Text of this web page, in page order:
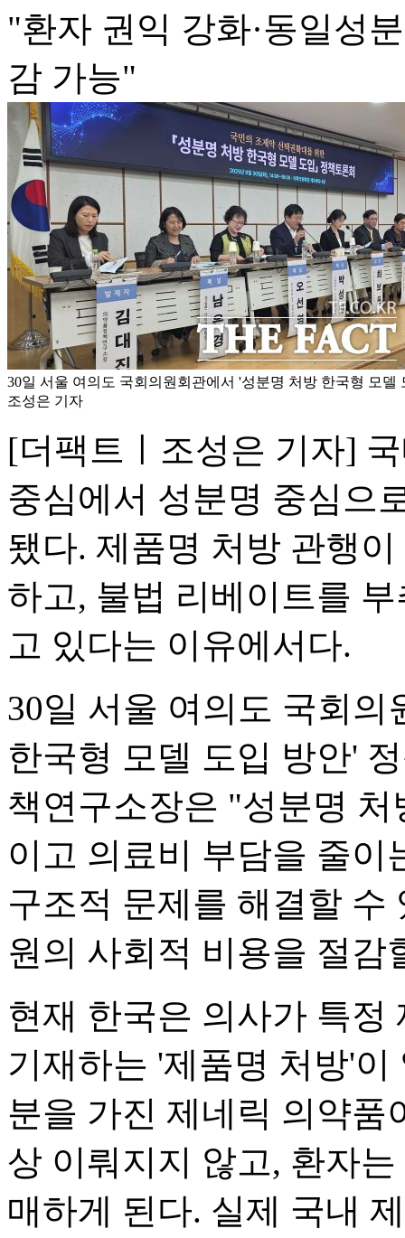
"환자 권익 강화·동일성
감 가능"
30일 서울 여의도 국회의원회관에서 '성분명 처방 한국형 모델
조성은 기자
[더팩트ㅣ조성은 기자]
중심에서 성분명 중심으
됐다. 제품명 처방 관행
하고, 불법 리베이트를
고 있다는 이유에서다.
30일 서울 여의도 국회
한국형 모델 도입 방안'
책연구소장은 "성분명
이고 의료비 부담을 줄이
구조적 문제를 해결할 수
원의 사회적 비용을 절
현재 한국은 의사가 특정
기재하는 '제품명 처방'
분을 가진 제네릭 의약품
상 이뤄지지 않고, 환자
매하게 된다. 실제 국내